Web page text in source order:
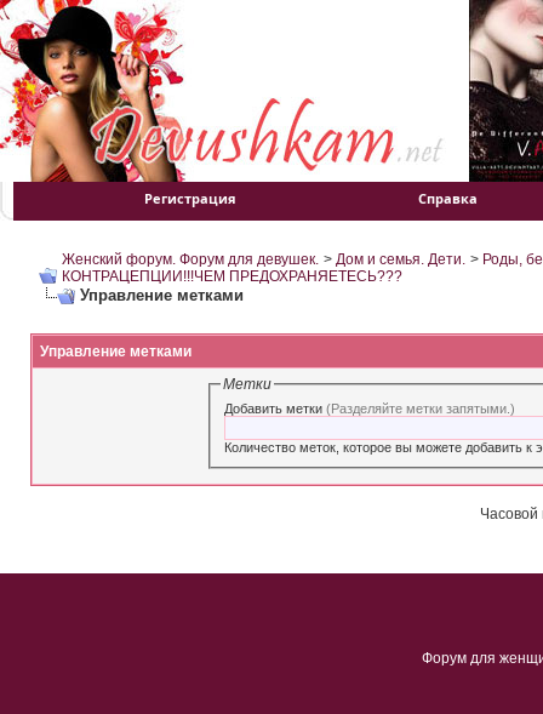
Регистрация Справка
Женский форум. Форум для девушек. > Дом и семья. Дети. > Роды,
КОНТРАЦЕПЦИИ!!!ЧЕМ ПРЕДОХРАНЯЕТЕСЬ???
Управление метками
Управление метками
Метки
Добавить метки(Разделяйте метки запятыми.)
Часовой
Форум для